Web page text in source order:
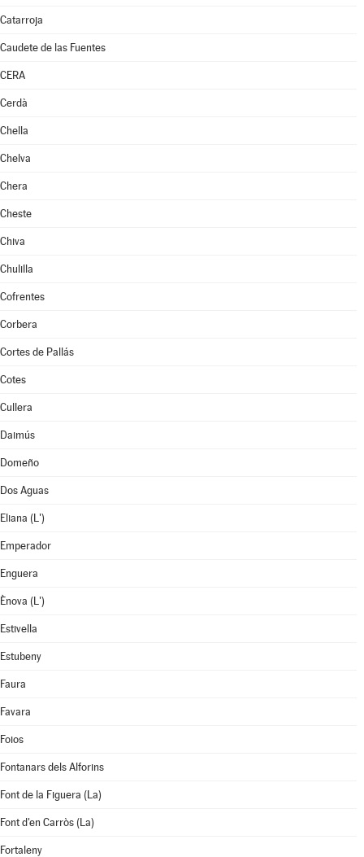
Catarroja
Caudete de las Fuentes
CERA
Cerdà
Chella
Chelva
Chera
Cheste
Chiva
Chulilla
Cofrentes
Corbera
Cortes de Pallás
Cotes
Cullera
Daimús
Domeño
Dos Aguas
Eliana (L')
Emperador
Enguera
Ènova (L')
Estivella
Estubeny
Faura
Favara
Foios
Fontanars dels Alforins
Font de la Figuera (La)
Font d'en Carròs (La)
Fortaleny